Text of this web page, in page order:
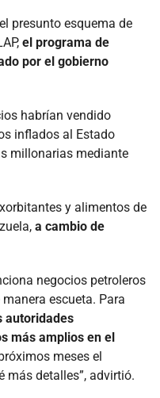
presunto esquema de
el programa de
por el gobierno
habrían vendido
inflados al Estado
millonarias mediante
y alimentos de
a cambio de
negocios petroleros
escueta. Para
autoridades
más amplios en el
meses el
más detalles”, advirtió.